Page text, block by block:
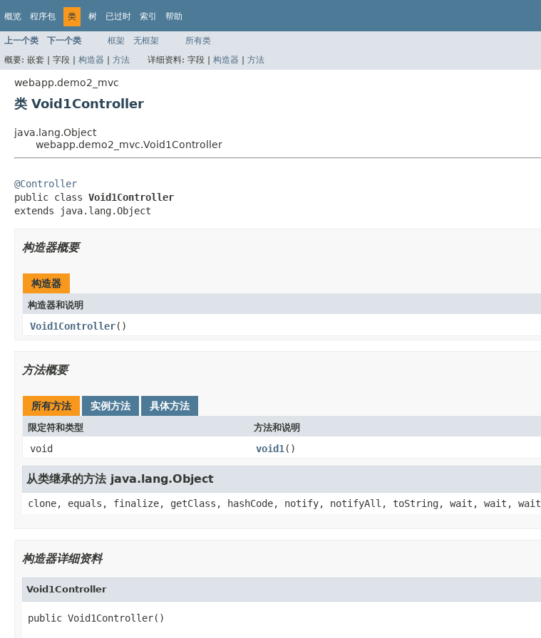
概览 程序包 类 树 已过时 索引 帮助
上一个类 下一个类 框架 无框架
所有类
概要: 嵌套 | 字段 | 构造器 | 方法 详细资料: 字段 | 构造器 | 方法
webapp.demo2_mvc
类 Void1Controller
java.lang.Object
webapp.demo2_mvc.Void1Controller
@Controller
public class Void1Controller
extends java.lang.Object
构造器概要
构造器
构造器和说明
Void1Controller()
方法概要
所有方法 实例方法 具体方法
限定符和类型 方法和说明
void void1 ()
从类继承的方法 java.lang.Object
clone, equals, finalize, getClass, hashCode, notify, notifyAll, toString, wait, wait, wait
构造器详细资料
Void1Controller
public Void1Controller()